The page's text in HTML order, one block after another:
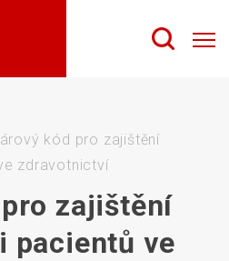
kód pro zajištění
zdravotnictví
zajištění
pacientů ve